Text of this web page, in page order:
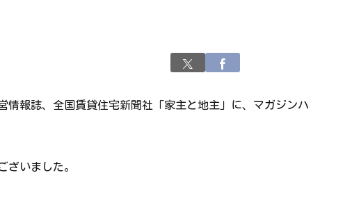
情報誌、全国賃貸住宅新聞社「家主と地主」に、マガジンハ
ざいました。